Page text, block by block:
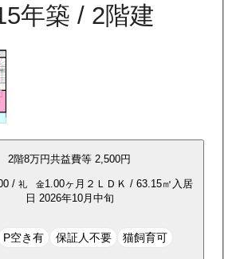
年築 / 2階建
2階8万円共益費等 2,500円
/ 礼 金1.00ヶ月 ２ＬＤＫ / 63.15㎡ 入居
日 2026年10月中旬
P空き有 保証人不要 猫飼育可